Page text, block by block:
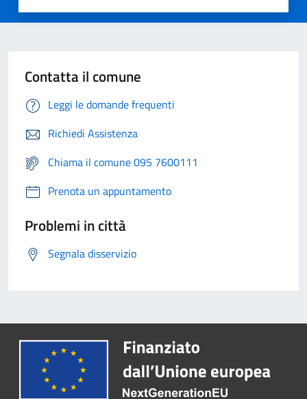
Contatta il comune
Leggi le domande frequenti
Richiedi Assistenza
Chiama il comune 095 7600111
Prenota un appuntamento
Problemi in città
Segnala disservizio